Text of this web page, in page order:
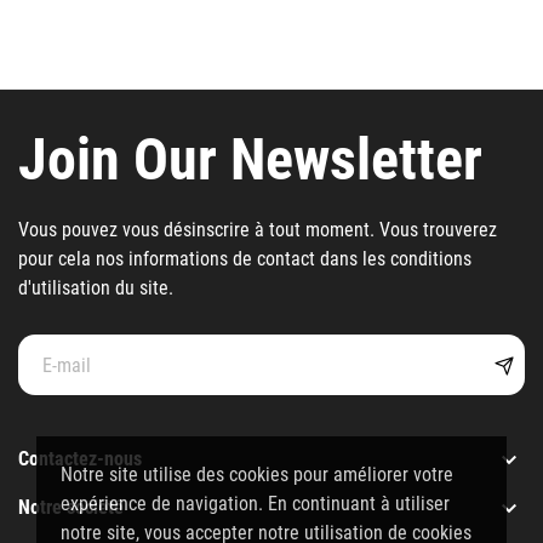
Notre site utilise des cookies pour améliorer votre
expérience de navigation. En continuant à utiliser
notre site, vous accepter notre utilisation de cookies
Join Our Newsletter
Vous pouvez vous désinscrire à tout moment. Vous trouverez
pour cela nos informations de contact dans les conditions
d'utilisation du site.
Contactez-nous 
Notre société 